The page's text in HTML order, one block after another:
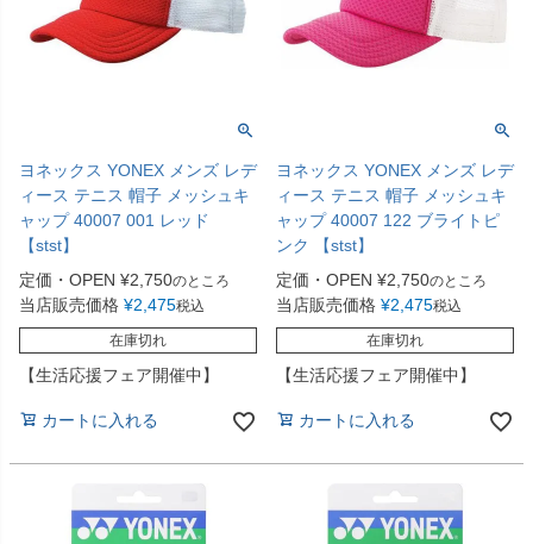
ヨネックス YONEX メンズ レデ
ィース テニス 帽子 メッシュキ
ャップ 40007 001 レッド
【stst】
定価・OPEN ¥2,750のところ
当店販売価格 ¥2,475税込
在庫切れ
【生活応援フェア開催中】
カートに入れる
ヨネックス YONEX メンズ レデ
ィース テニス 帽子 メッシュキ
ャップ 40007 122 ブライトピ
ンク 【stst】
定価・OPEN ¥2,750のところ
当店販売価格 ¥2,475税込
在庫切れ
【生活応援フェア開催中】
カートに入れる